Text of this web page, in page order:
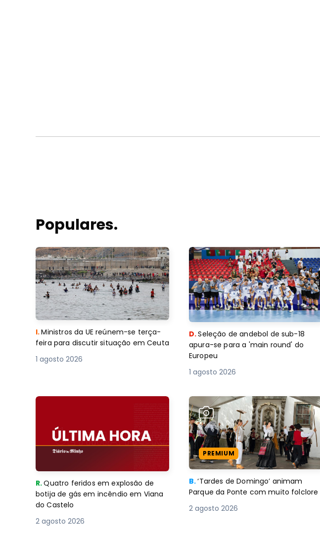
Populares.
I.Ministros da UE reúnem-se terça-
feira para discutir situação em Ceuta
1 agosto 2026
D.Seleção de andebol de sub-18
apura-se para a 'main round' do
Europeu
1 agosto 2026
R.Quatro feridos em explosão de
botija de gás em incêndio em Viana
do Castelo
2 agosto 2026
PREMIUM
B.‘Tardes de Domingo’ animam
Parque da Ponte com muito folclore
2 agosto 2026